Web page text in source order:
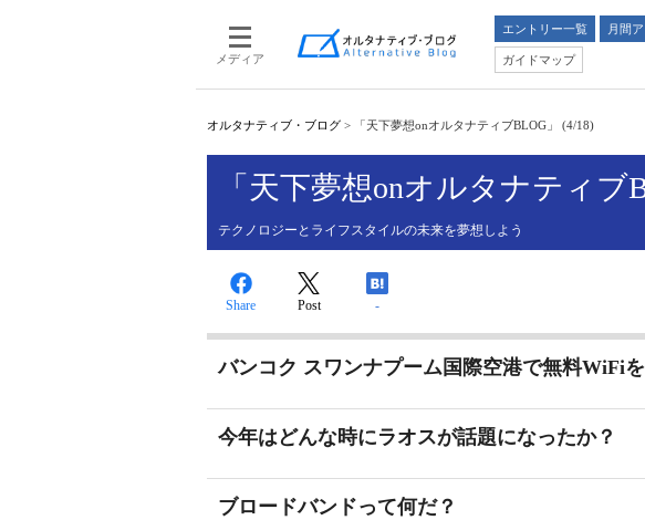
メディア
エントリー一覧 月間
ガイドマップ
オルタナティブ・ブログ > 「天下夢想onオルタナティブBLOG」 (4/18)
「天下夢想onオルタナティブ
テクノロジーとライフスタイルの未来を夢想しよう
Share Post -
バンコク スワンナプーム国際空港で無料WiFiを
今年はどんな時にラオスが話題になったか？
ブロードバンドって何だ？